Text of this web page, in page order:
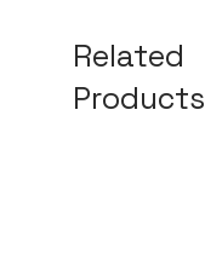
Related
Products